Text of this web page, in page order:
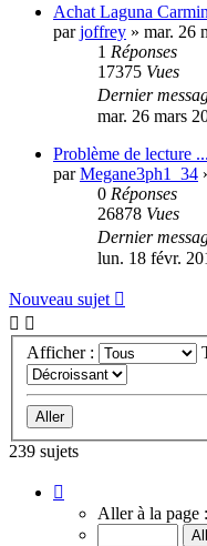
Achat Laguna
parjoffrey » mar. 26
1 Réponses
17375 Vues
Dernier
mar. 26 mars
Problème de lecture
parMegane3ph1_34
0 Réponses
26878 Vues
Dernier
lun. 18 févr.
Nouveau sujet
Afficher :
239 sujets
sur
Aller à la page :